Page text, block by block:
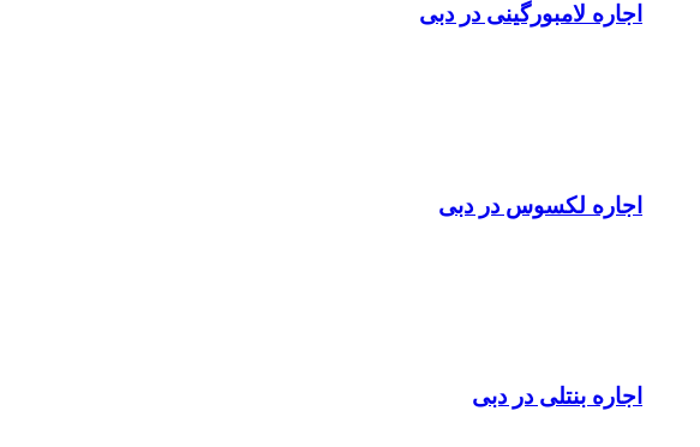
اجاره لامبورگینی در دبی
اجاره لکسوس در دبی
اجاره بنتلی در دبی